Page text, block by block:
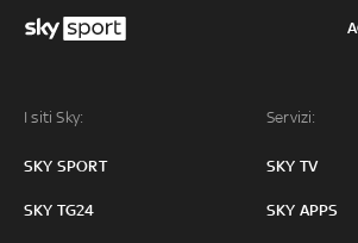
I siti Sky:
SKY SPORT
SKY TG24
Servizi:
SKY TV
SKY APPS